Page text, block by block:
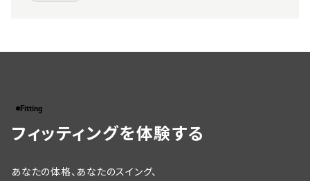
Fitting
フィッティングを体験する
あなたの体格、あなたのスイング、